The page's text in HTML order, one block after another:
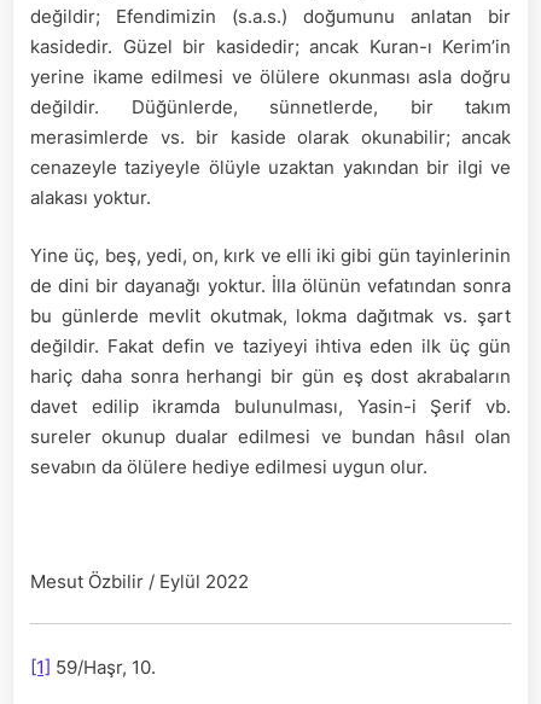
değildir; Efendimizin (s.a.s.) doğumunu anlatan bir
kasidedir. Güzel bir kasidedir; ancak Kuran-ı Kerim’in
yerine ikame edilmesi ve ölülere okunması asla doğru
değildir. Düğünlerde, sünnetlerde, bir takım
merasimlerde vs. bir kaside olarak okunabilir; ancak
cenazeyle taziyeyle ölüyle uzaktan yakından bir ilgi ve
alakası yoktur.
Yine üç, beş, yedi, on, kırk ve elli iki gibi gün tayinlerinin
de dini bir dayanağı yoktur. İlla ölünün vefatından sonra
bu günlerde mevlit okutmak, lokma dağıtmak vs. şart
değildir. Fakat defin ve taziyeyi ihtiva eden ilk üç gün
hariç daha sonra herhangi bir gün eş dost akrabaların
davet edilip ikramda bulunulması, Yasin-i Şerif vb.
sureler okunup dualar edilmesi ve bundan hâsıl olan
sevabın da ölülere hediye edilmesi uygun olur.
Mesut Özbilir / Eylül 2022
[1] 59/Haşr, 10.